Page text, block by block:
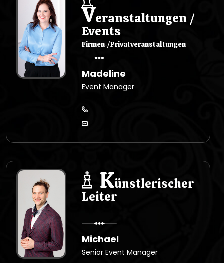
Veranstaltungen /
Events
Firmen-/Privatveranstaltungen
Madeline
Event Manager
Künstlerischer
Leiter
Michael
Senior Event Manager